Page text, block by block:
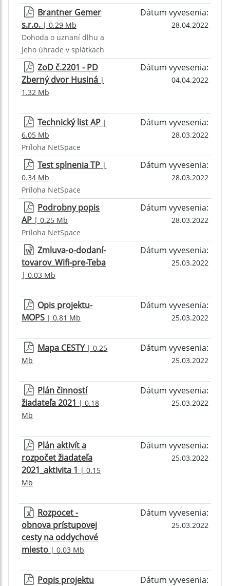
Brantner Gemer
s.r.o. | 0.29 Mb
Dátum vyvesenia:
28.04.2022
Dohoda o uznaní dlhu a
jeho úhrade v splátkach
ZoD č.2201 - PD
Zberný dvor Husiná |
1.32 Mb
Dátum vyvesenia:
04.04.2022
Technický list AP |
6.05 Mb
Dátum vyvesenia:
28.03.2022
Príloha NetSpace
Test splnenia TP |
0.34 Mb
Dátum vyvesenia:
28.03.2022
Príloha NetSpace
Podrobny popis
AP | 0.25 Mb
Dátum vyvesenia:
28.03.2022
Príloha NetSpace
Zmluva-o-dodaní-
tovarov_Wifi-pre-Teba
| 0.03 Mb
Dátum vyvesenia:
25.03.2022
Opis projektu-
MOPS | 0.81 Mb
Dátum vyvesenia:
25.03.2022
Mapa CESTY| 0.25
Mb
Dátum vyvesenia:
25.03.2022
Plán činností
žiadateľa 2021 | 0.18
Mb
Dátum vyvesenia:
25.03.2022
Plán aktivít a
rozpočet žiadateľa
2021_aktivita 1 | 0.15
Mb
Dátum vyvesenia:
25.03.2022
Rozpocet -
obnova prístupovej
cesty na oddychové
miesto | 0.03 Mb
Dátum vyvesenia:
25.03.2022
Popis projektu
Dátum vyvesenia: